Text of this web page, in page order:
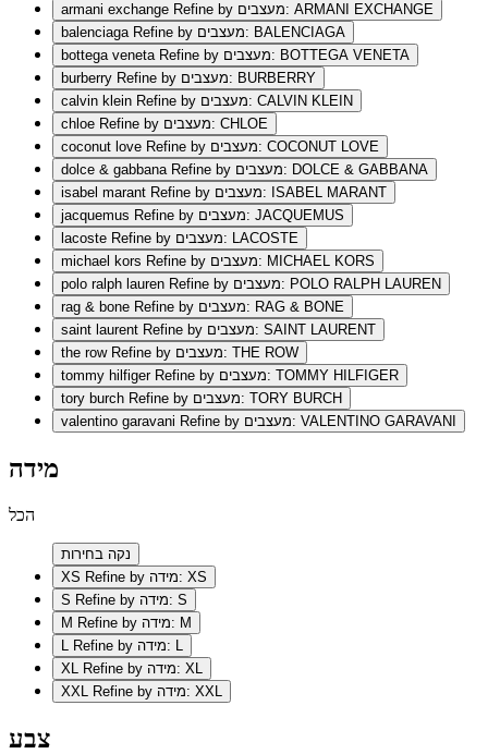
armani exchange
Refine by מעצבים: ARMANI EXCHANGE
balenciaga
Refine by מעצבים: BALENCIAGA
bottega veneta
Refine by מעצבים: BOTTEGA VENETA
burberry
Refine by מעצבים: BURBERRY
calvin klein
Refine by מעצבים: CALVIN KLEIN
chloe
Refine by מעצבים: CHLOE
coconut love
Refine by מעצבים: COCONUT LOVE
dolce & gabbana
Refine by מעצבים: DOLCE & GABBANA
isabel marant
Refine by מעצבים: ISABEL MARANT
jacquemus
Refine by מעצבים: JACQUEMUS
lacoste
Refine by מעצבים: LACOSTE
michael kors
Refine by מעצבים: MICHAEL KORS
polo ralph lauren
Refine by מעצבים: POLO RALPH LAUREN
rag & bone
Refine by מעצבים: RAG & BONE
saint laurent
Refine by מעצבים: SAINT LAURENT
the row
Refine by מעצבים: THE ROW
tommy hilfiger
Refine by מעצבים: TOMMY HILFIGER
tory burch
Refine by מעצבים: TORY BURCH
valentino garavani
Refine by מעצבים: VALENTINO GARAVANI
מידה
הכל
נקה בחירות
XS
Refine by מידה: XS
S
Refine by מידה: S
M
Refine by מידה: M
Refine by מידה: L
XL
Refine by מידה: XL
XXL
Refine by מידה: XXL
צבע